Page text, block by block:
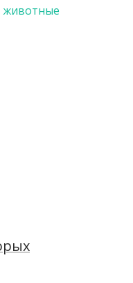
животные